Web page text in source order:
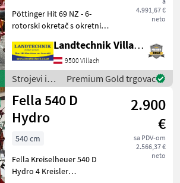
4.991,67 €
neto
Pöttinger Hit 69 NZ - 6-
rotorski okretač s okretnim
zubaca po rotoru, balonske
gume, hidraulični granični
okretač, hidraulični
mehanizam za
Landtechnik Villach GmbH
9500 Villach
Strojevi i
oprema za
travu i
baliranje /
Pöttinger
Premium Gold trgovac
Fella 540 D
Hydro
2.900
€
sa PDV-om
2.566,37 €
neto
540 cm
Fella Kreiselheuer 540 D
Hydro 4 Kreisler